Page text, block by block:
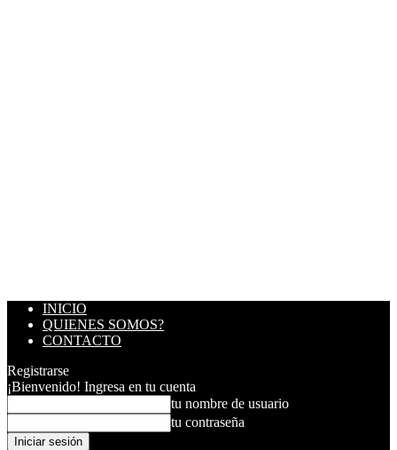
INICIO
QUIENES SOMOS?
CONTACTO
Registrarse
¡Bienvenido! Ingresa en tu cuenta
tu nombre de usuario
tu contraseña